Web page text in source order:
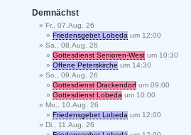
Demnächst
Fr., 07.Aug. 26
Friedensgebet Lobeda um 12:00
Sa., 08.Aug. 26
Gottesdienst Senioren-West um 10:30
Offene Peterskirche um 14:30
So., 09.Aug. 26
Gottesdienst Drackendorf um 09:00
Gottesdienst Lobeda um 10:00
Mo., 10.Aug. 26
Friedensgebet Lobeda um 12:00
Di., 11.Aug. 26